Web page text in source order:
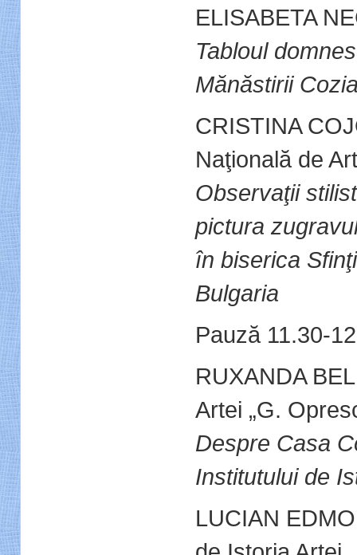
ELISABETA
Tabloul
Mănăstirii
CRISTINA
Naţională de
Observaţii
pictura
în biserica
Bulgaria
Pauză 11.30-
RUXANDA
Artei „G.
Despre Casa
Institutului de
LUCIAN